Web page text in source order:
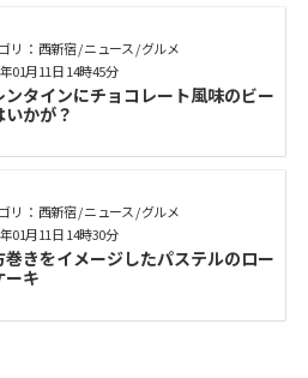
リ： 西新宿 / ニュース / グルメ
ンタインにチョコレート風味のビー
いかが？
01月11日 14時45分
リ： 西新宿 / ニュース / グルメ
巻きをイメージしたパステルのロー
ーキ
01月11日 14時30分